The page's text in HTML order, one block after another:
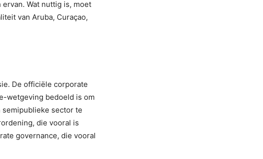
Wat nuttig is, moet
van Aruba, Curaçao,
De officiële corporate
wetgeving bedoeld is om
sector te
die vooral is
governance, die vooral